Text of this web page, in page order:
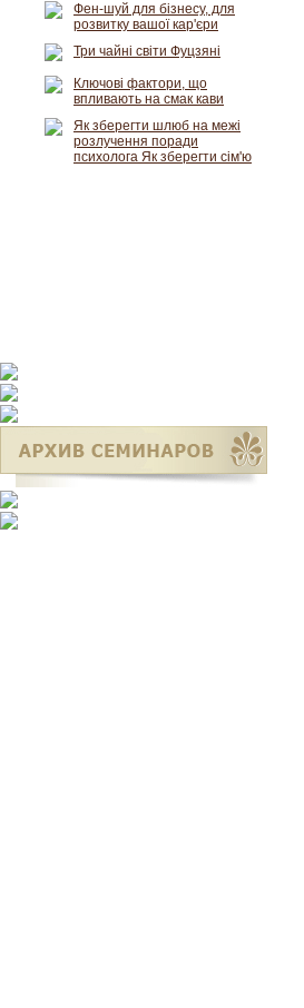
Фен-шуй для бізнесу, для
розвитку вашої кар'єри
Три чайні світи Фуцзяні
Ключові фактори, що
впливають на смак кави
Як зберегти шлюб на межі
розлучення поради
психолога Як зберегти сім'ю